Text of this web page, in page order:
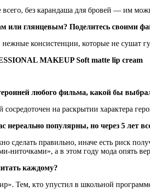
без карандаша для бровей — им
или глянцевым? Поделитесь своими
консистенции, которые не сушат
MAKEUP Soft matte lip cream
любого фильма, какой бы
на раскрытии характера
популярны, но через 5 лет
сделать правильно, иначе есть риск
ниточками», а в этом году мода опять
каждому?
Тем, кто упустил в школьной